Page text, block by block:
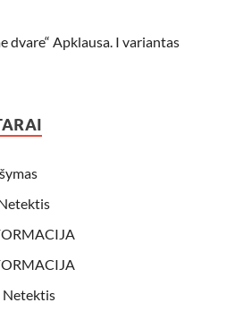
dvare“ Apklausa. I variantas
Netektis